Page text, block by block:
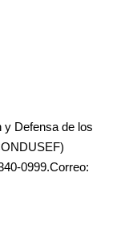
y Defensa de los
0999.Correo: